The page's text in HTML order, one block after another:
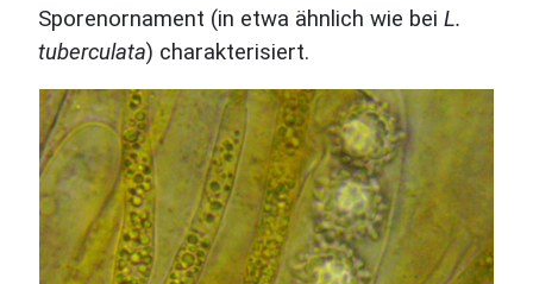
Sporenornament (in etwa ähnlich wie bei L.
tuberculata) charakterisiert.